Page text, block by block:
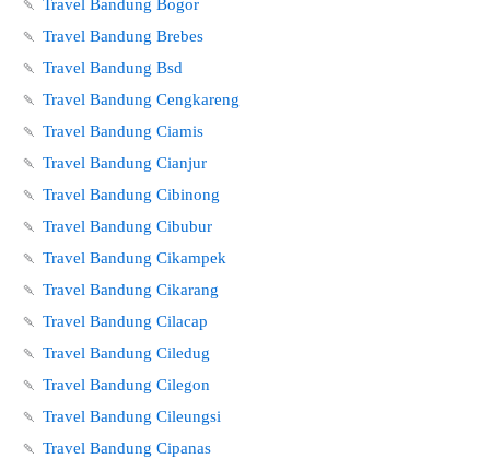
🍡 Travel Bandung Bogor
🍡 Travel Bandung Brebes
🍡 Travel Bandung Bsd
🍡 Travel Bandung Cengkareng
🍡 Travel Bandung Ciamis
🍡 Travel Bandung Cianjur
🍡 Travel Bandung Cibinong
🍡 Travel Bandung Cibubur
🍡 Travel Bandung Cikampek
🍡 Travel Bandung Cikarang
🍡 Travel Bandung Cilacap
🍡 Travel Bandung Ciledug
🍡 Travel Bandung Cilegon
🍡 Travel Bandung Cileungsi
🍡 Travel Bandung Cipanas